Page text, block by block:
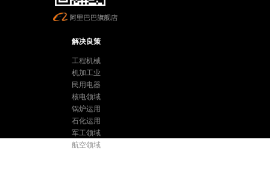
解决良策
工程机械
机加工业
民用电器
核电领域
锅炉运用
石化运用
军工领域
航空领域